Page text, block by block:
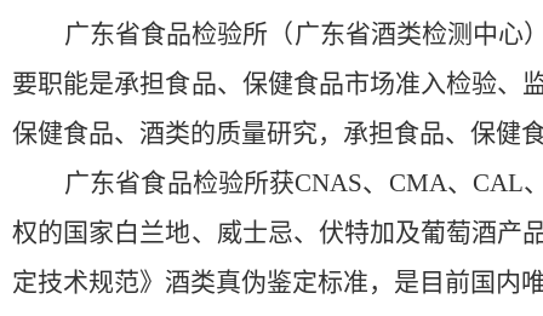
广东省食品检验所（广东省酒类检测中心
要职能是承担食品、保健食品市场准入检验、
保健食品、酒类的质量研究，承担食品、保健
广东省食品检验所获CNAS、CMA、CAL
权的国家白兰地、威士忌、伏特加及葡萄酒产
定技术规范》酒类真伪鉴定标准，是目前国内